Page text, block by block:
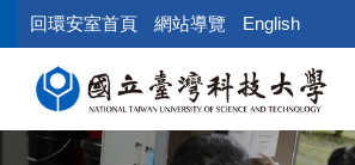
到
內
回環安室首頁 網站導覽 English